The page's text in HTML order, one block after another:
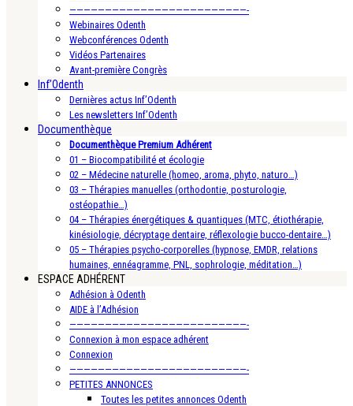
—————————————————————————-
Webinaires Odenth
Webconférences Odenth
Vidéos Partenaires
Avant-première Congrès
Inf’Odenth
Dernières actus Inf’Odenth
Les newsletters Inf’Odenth
Documenthèque
Documenthèque Premium Adhérent
01 – Biocompatibilité et écologie
02 – Médecine naturelle (homeo, aroma, phyto, naturo…)
03 – Thérapies manuelles (orthodontie, posturologie,
ostéopathie…)
04 – Thérapies énergétiques & quantiques (MTC, étiothérapie,
kinésiologie, décryptage dentaire, réflexologie bucco-dentaire…)
05 – Thérapies psycho-corporelles (hypnose, EMDR, relations
humaines, ennéagramme, PNL, sophrologie, méditation…)
ESPACE ADHÉRENT
Adhésion à Odenth
AIDE à l’Adhésion
—————————————————————————-
Connexion à mon espace adhérent
Connexion
—————————————————————————-
PETITES ANNONCES
Toutes les petites annonces Odenth